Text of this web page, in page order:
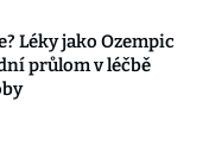
Léky jako Ozempic
průlom v léčbě